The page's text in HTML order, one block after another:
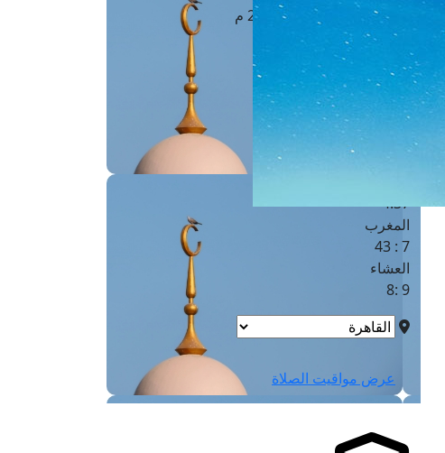
القاهرة · 08 أغسطس 2026 م
4 :42
الشروق
6 :18
4:37
المغرب
7 : 43
العشاء
9 :8
عرض مواقيت الصلاة